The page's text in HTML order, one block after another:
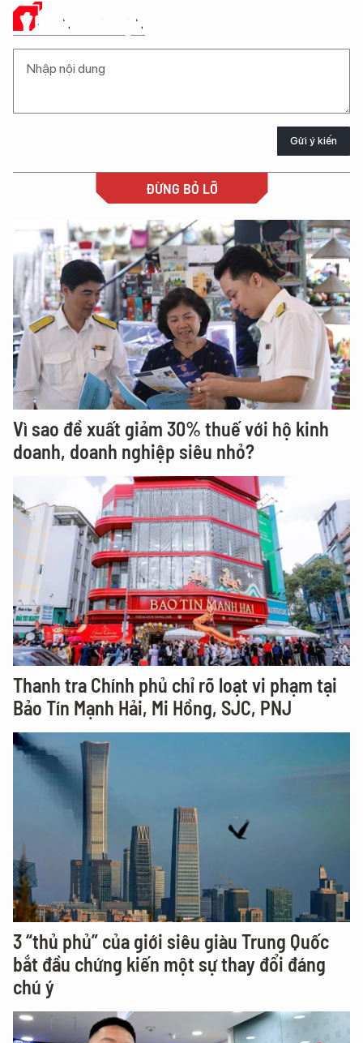
Ý KIẾN CỦA BẠN
Gửi ý kiến
ĐỪNG BỎ LỠ
Vì sao đề xuất giảm 30% thuế với hộ kinh
doanh, doanh nghiệp siêu nhỏ?
Thanh tra Chính phủ chỉ rõ loạt vi phạm tại
Bảo Tín Mạnh Hải, Mi Hồng, SJC, PNJ
3 “thủ phủ” của giới siêu giàu Trung Quốc
bắt đầu chứng kiến một sự thay đổi đáng
chú ý